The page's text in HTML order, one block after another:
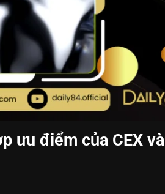
ưu điểm của CEX và